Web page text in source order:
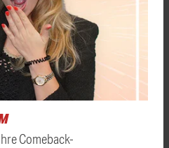
Comeback-